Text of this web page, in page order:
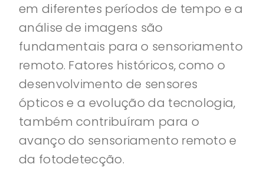
em diferentes períodos de tempo e a
análise de imagens são
fundamentais para o sensoriamento
remoto. Fatores históricos, como o
desenvolvimento de sensores
ópticos e a evolução da tecnologia,
também contribuíram para o
avanço do sensoriamento remoto e
da fotodetecção.